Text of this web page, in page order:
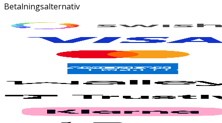
Betalningsalternativ